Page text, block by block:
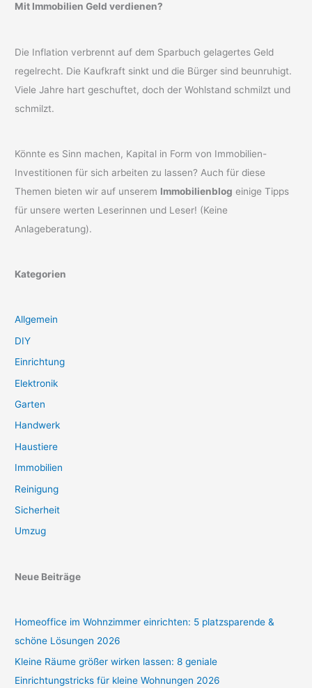
Mit Immobilien Geld verdienen?
Die Inflation verbrennt auf dem Sparbuch gelagertes Geld
regelrecht. Die Kaufkraft sinkt und die Bürger sind beunruhigt.
Viele Jahre hart geschuftet, doch der Wohlstand schmilzt und
schmilzt.
Könnte es Sinn machen, Kapital in Form von Immobilien-
Investitionen für sich arbeiten zu lassen? Auch für diese
Themen bieten wir auf unserem Immobilienblog einige Tipps
für unsere werten Leserinnen und Leser! (Keine
Anlageberatung).
Kategorien
Allgemein
DIY
Einrichtung
Elektronik
Garten
Handwerk
Haustiere
Immobilien
Reinigung
Sicherheit
Umzug
Neue Beiträge
Homeoffice im Wohnzimmer einrichten: 5 platzsparende &
schöne Lösungen 2026
Kleine Räume größer wirken lassen: 8 geniale
Einrichtungstricks für kleine Wohnungen 2026